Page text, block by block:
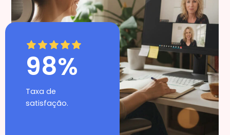
98%
Taxa de
satisfação.